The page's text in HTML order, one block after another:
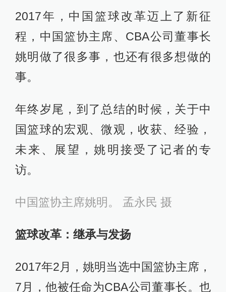
2017年，中国篮球改革迈上了新征
程，中国篮协主席、CBA公司董事长
姚明做了很多事，也还有很多想做的
事。
年终岁尾，到了总结的时候，关于中
国篮球的宏观、微观，收获、经验，
未来、展望，姚明接受了记者的专
访。
中国篮协主席姚明。 孟永民 摄
篮球改革：继承与发扬
2017年2月，姚明当选中国篮协主席，
7月，他被任命为CBA公司董事长。也